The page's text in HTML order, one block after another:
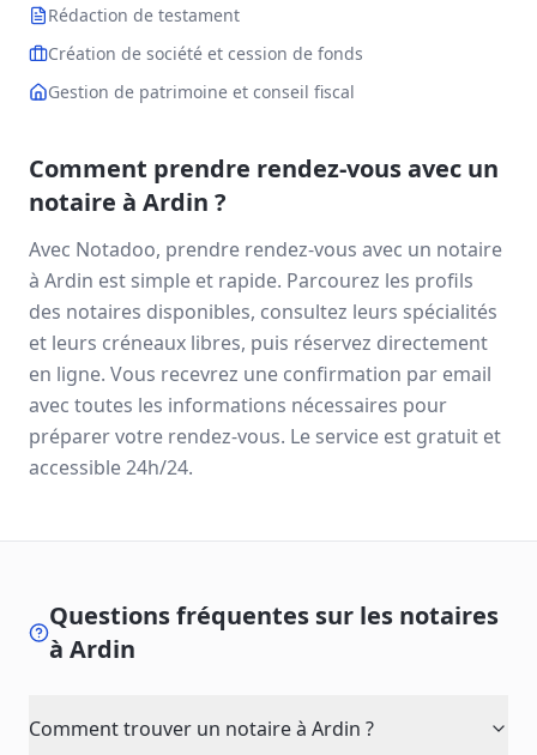
Rédaction de testament
Création de société et cession de fonds
Gestion de patrimoine et conseil fiscal
Comment prendre rendez-vous avec un
notaire à Ardin ?
Avec Notadoo, prendre rendez-vous avec un notaire
à Ardin est simple et rapide. Parcourez les profils
des notaires disponibles, consultez leurs spécialités
et leurs créneaux libres, puis réservez directement
en ligne. Vous recevrez une confirmation par email
avec toutes les informations nécessaires pour
préparer votre rendez-vous. Le service est gratuit et
accessible 24h/24.
Questions fréquentes sur les notaires
à Ardin
Comment trouver un notaire à Ardin ?